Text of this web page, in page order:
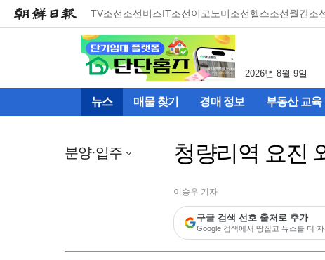
TV조선조선비즈IT조선이코노미조선헬스조선월간조
2026년 8월 9일
뉴스 매물 찾기 경매 정보 부동산 교육
분양·입주 청량리역 요진
이승우 기자
구글 검색 선호 출처로 추가
Google 검색에서 땅집고 뉴스를 더